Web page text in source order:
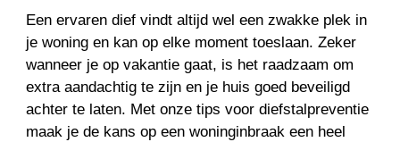
Een ervaren dief vindt altijd wel een zwakke plek in
je woning en kan op elke moment toeslaan. Zeker
wanneer je op vakantie gaat, is het raadzaam om
extra aandachtig te zijn en je huis goed beveiligd
achter te laten. Met onze tips voor diefstalpreventie
maak je de kans op een woninginbraak een heel